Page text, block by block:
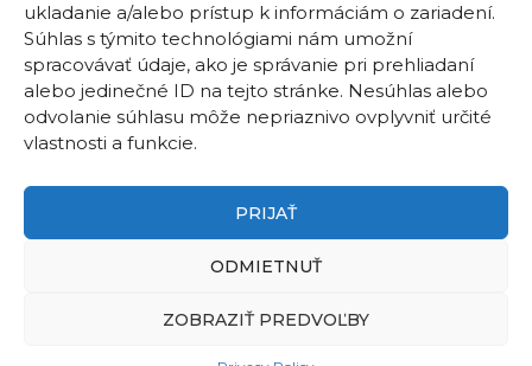
ukladanie a/alebo prístup k informáciám o zariadení.
Súhlas s týmito technológiami nám umožní
spracovávať údaje, ako je správanie pri prehliadaní
alebo jedinečné ID na tejto stránke. Nesúhlas alebo
odvolanie súhlasu môže nepriaznivo ovplyvniť určité
vlastnosti a funkcie.
PRIJAŤ
ODMIETNUŤ
ZOBRAZIŤ PREDVOĽBY